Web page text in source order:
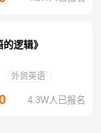
的逻辑》
外贸英语
4.3W人已报名